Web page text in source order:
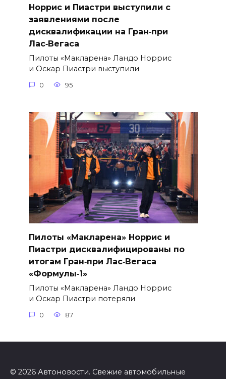
Норрис и Пиастри выступили с
заявлениями после
дисквалификации на Гран‑при
Лас‑Вегаса
Пилоты «Макларена» Ландо Норрис
и Оскар Пиастри выступили
0 95
Пилоты «Макларена» Норрис и
Пиастри дисквалифицированы по
итогам Гран‑при Лас‑Вегаса
«Формулы‑1»
Пилоты «Макларена» Ландо Норрис
и Оскар Пиастри потеряли
0 87
© 2026 Автоновости. Свежие автомобильные